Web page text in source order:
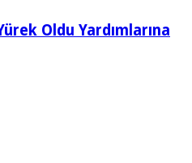
Oldu Yardımlarına